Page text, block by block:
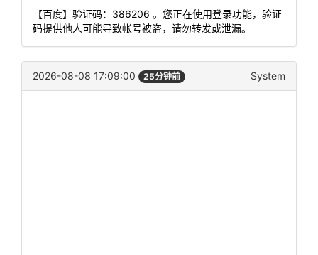
【百度】验证码：386206 。您正在使用登录功能，验证
码提供他人可能导致帐号被盗，请勿转发或泄漏。
2026-08-08 17:09:00 25分钟前 System